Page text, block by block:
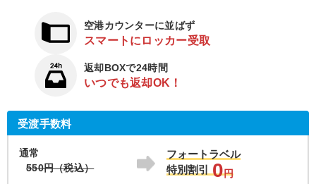
空港カウンターに並ばず
スマートにロッカー受取
返却BOXで24時間
いつでも返却OK！
受渡手数料
通常
550円（税込）
フォートラベル
特別割引
0円